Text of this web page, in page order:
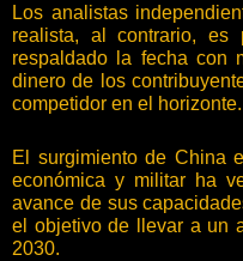
Los analistas
realista, al contrario, es
respaldado la fecha con
dinero de los
competidor en el horizonte.
El surgimiento de China
económica y militar ha
avance de sus
el objetivo de llevar a un
2030.